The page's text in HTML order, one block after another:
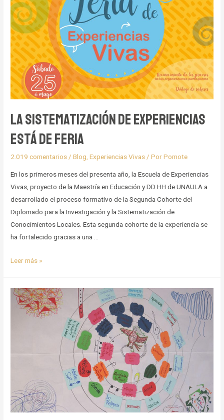
espacio
para
conocernos
y
reconocernos
La Sistematización de Experiencias
está de Feria
2.019 comentarios /Blog ,Experiencias Vivas / PorPomote
En los primeros meses del presenta año, la Escuela de Experiencias
Vivas, proyecto de la Maestría en Educación y DD HH de UNAULA a
desarrollado el proceso formativo de la Segunda Cohorte del
Diplomado para la Investigación y la Sistematización de
Conocimientos Locales. Esta segunda cohorte de la experiencia se
ha fortalecido gracias a una …
La
Experiencias
está
Leer más »